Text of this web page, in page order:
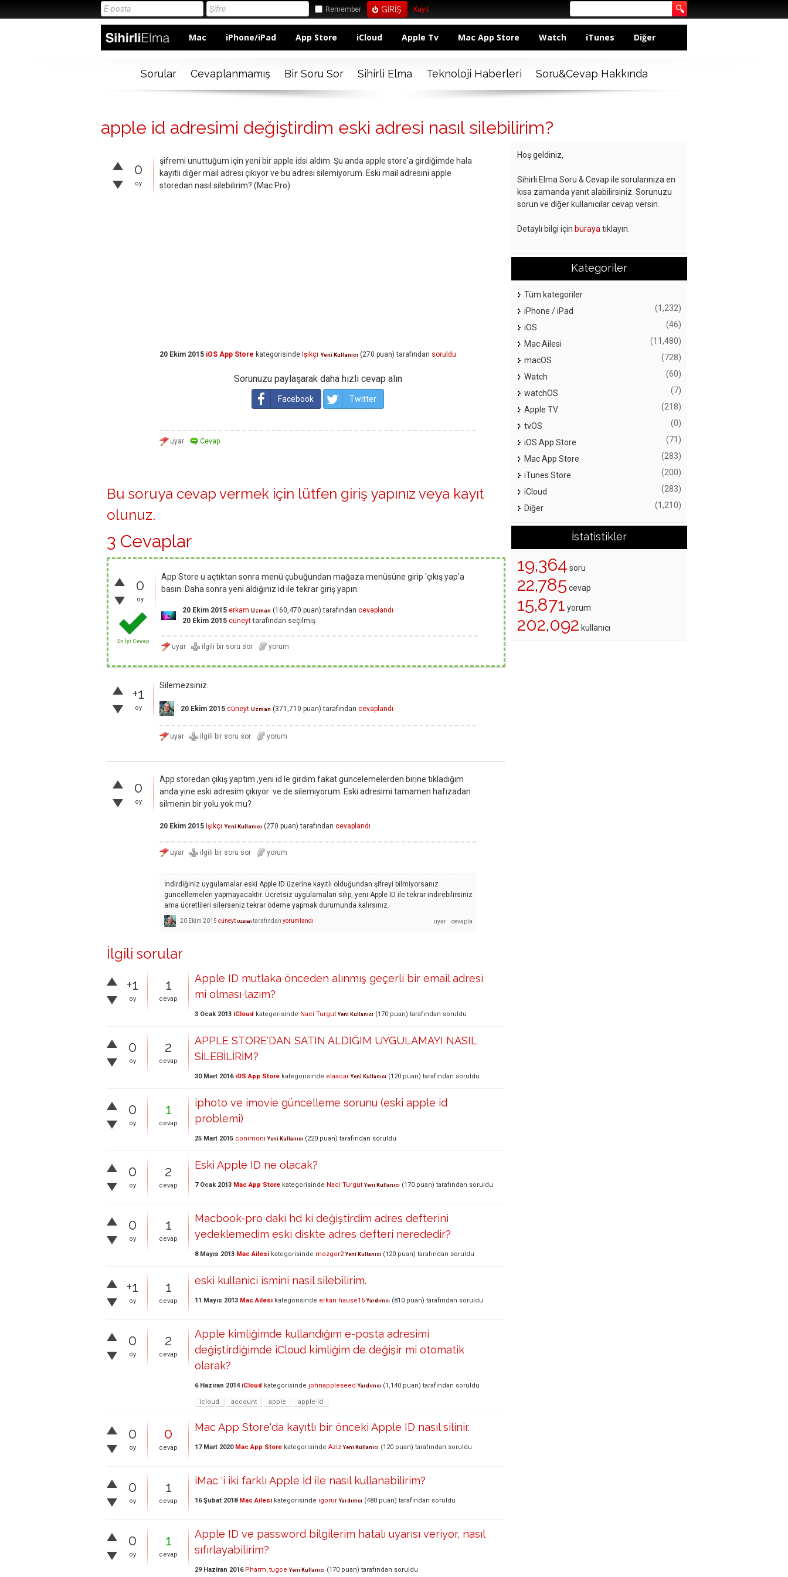
Remember Kayıt
Mac iPhone/iPad App Store iCloud Apple Tv Mac App Store Watch iTunes Diğer
Sorular Cevaplanmamış Bir Soru Sor Sihirli Elma Teknoloji Haberleri Soru&Cevap Hakkında
apple id adresimi değiştirdim eski adresi nasıl silebilirim?
0
oy
şifremi unuttuğum için yeni bir apple idsi aldım. Şu anda apple store'a girdiğimde hala
kayıtlı diğer mail adresi çıkıyor ve bu adresi silemiyorum. Eski mail adresini apple
storedan nasıl silebilirim? (Mac Pro)
20 Ekim 2015 iOS App Store kategorisinde Işıkçı Yeni Kullanıcı (270 puan) tarafından soruldu
Sorunuzu paylaşarak daha hızlı cevap alın
Facebook Twitter
Bu soruya cevap vermek için lütfen giriş yapınız veya kayıt
olunuz.
3 Cevaplar
0
oy
En İyi Cevap
App Store u açtıktan sonra menü çubuğundan mağaza menüsüne girip 'çıkış yap'a
basın. Daha sonra yeni aldığınız id ile tekrar giriş yapın.
20 Ekim 2015 erkam Uzman (160,470 puan) tarafından cevaplandı
20 Ekim 2015 cüneyttarafından seçilmiş
+1
oy
Silemezsiniz.
20 Ekim 2015 cüneyt Uzman (371,710 puan) tarafından cevaplandı
0
oy
App storedan çıkış yaptım ,yeni id le girdim fakat güncelemelerden birine tıkladığım
anda yine eski adresim çıkıyor ve de silemiyorum. Eski adresimi tamamen hafızadan
silmenin bir yolu yok mu?
20 Ekim 2015 Işıkçı Yeni Kullanıcı (270 puan) tarafından cevaplandı
İndirdiğiniz uygulamalar eski Apple ID üzerine kayıtlı olduğundan şifreyi bilmiyorsanız
güncellemeleri yapmayacaktır. Ücretsiz uygulamaları silip, yeni Apple ID ile tekrar indirebilirsiniz
ama ücretlileri silerseniz tekrar ödeme yapmak durumunda kalırsınız.
20 Ekim 2015 cüneyt Uzman tarafından yorumlandı
İlgili sorular
+1
oy
1
cevap
Apple ID mutlaka önceden alınmış geçerli bir email adresi
mi olması lazım?
3 Ocak 2013 iCloud kategorisinde Naci Turgut Yeni Kullanıcı (170 puan) tarafından soruldu
0
oy
2
cevap
APPLE STORE'DAN SATIN ALDIĞIM UYGULAMAYI NASIL
SİLEBİLİRİM?
30 Mart 2016 iOS App Store kategorisinde elaacar Yeni Kullanıcı (120 puan) tarafından soruldu
0
oy
1
cevap
iphoto ve imovie güncelleme sorunu (eski apple id
problemi)
25 Mart 2015 conimoni Yeni Kullanıcı (220 puan) tarafından soruldu
0
oy
2
cevap
Eski Apple ID ne olacak?
7 Ocak 2013 Mac App Store kategorisinde Naci Turgut Yeni Kullanıcı (170 puan) tarafından soruldu
0
oy
1
cevap
Macbook-pro daki hd ki değiştirdim adres defterini
yedeklemedim eski diskte adres defteri nerededir?
8 Mayıs 2013 Mac Ailesi kategorisinde mozgor2 Yeni Kullanıcı (120 puan) tarafından soruldu
+1
oy
1
cevap
eski kullanici ismini nasil silebilirim.
11 Mayıs 2013 Mac Ailesi kategorisinde erkan hause16 Yardımcı (810 puan) tarafından soruldu
0
oy
2
cevap
Apple kimliğimde kullandığım e-posta adresimi
değiştirdiğimde iCloud kimliğim de değişir mi otomatik
olarak?
6 Haziran 2014 iCloud kategorisinde johnappleseed Yardımcı (1,140 puan) tarafından soruldu
icloud account apple apple-id
0
oy
0
cevap
Mac App Store'da kayıtlı bir önceki Apple ID nasıl silinir.
17 Mart 2020 Mac App Store kategorisinde Aziz Yeni Kullanıcı (120 puan) tarafından soruldu
0
oy
1
cevap
iMac 'i iki farklı Apple İd ile nasıl kullanabilirim?
16 Şubat 2018 Mac Ailesi kategorisinde igorur Yardımcı (480 puan) tarafından soruldu
0
oy
1
cevap
Apple ID ve password bilgilerim hatalı uyarısı veriyor, nasıl
sıfırlayabilirim?
29 Haziran 2016 Pharm_tugce Yeni Kullanıcı (170 puan) tarafından soruldu
Hoş geldiniz,
Sihirli Elma Soru & Cevap ile sorularınıza en
kısa zamanda yanıt alabilirsiniz. Sorunuzu
sorun ve diğer kullanıcılar cevap versin.
Detaylı bilgi için buraya tıklayın.
Kategoriler
Tüm kategoriler
iPhone / iPad
(1,232)
iOS (46)
Mac Ailesi (11,480)
macOS (728)
Watch (60)
watchOS (7)
Apple TV (218)
tvOS (0)
iOS App Store (71)
Mac App Store (283)
iTunes Store (200)
iCloud (283)
Diğer (1,210)
İstatistikler
19,364 soru
22,785 cevap
15,871 yorum
202,092 kullanıcı